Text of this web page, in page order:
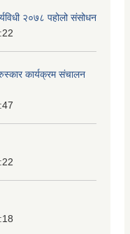
२०७८ पहोलो संसोधन
कार्यक्रम संचालन